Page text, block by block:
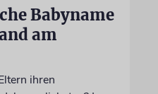
Babyname
am
ihren